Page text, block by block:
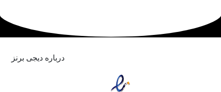
درباره دیجی برنز